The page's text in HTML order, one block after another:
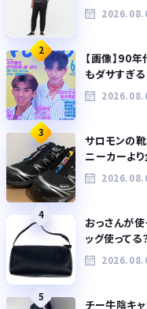
2
【画像】90
もダサすぎる
3
サロモンの
ニーカーよ
4
おっさんが
ッグ使ってる
5
チー牛陰キ